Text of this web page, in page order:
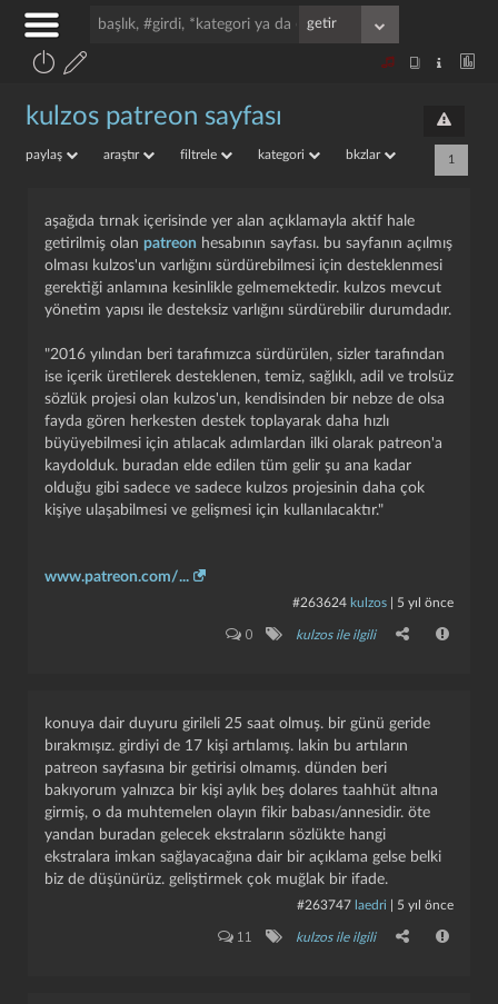
kulzos patreon sayfası
paylaş araştır filtrele kategori bkzlar 1
aşağıda tırnak içerisinde yer alan açıklamayla aktif hale
getirilmiş olan patreon hesabının sayfası. bu sayfanın açılmış
olması kulzos'un varlığını sürdürebilmesi için desteklenmesi
gerektiği anlamına kesinlikle gelmemektedir. kulzos mevcut
yönetim yapısı ile desteksiz varlığını sürdürebilir durumdadır.
"2016 yılından beri tarafımızca sürdürülen, sizler tarafından
ise içerik üretilerek desteklenen, temiz, sağlıklı, adil ve trolsüz
sözlük projesi olan kulzos'un, kendisinden bir nebze de olsa
fayda gören herkesten destek toplayarak daha hızlı
büyüyebilmesi için atılacak adımlardan ilki olarak patreon'a
kaydolduk. buradan elde edilen tüm gelir şu ana kadar
olduğu gibi sadece ve sadece kulzos projesinin daha çok
kişiye ulaşabilmesi ve gelişmesi için kullanılacaktır."
www.patreon.com/...
#263624 kulzos 5 yıl önce
0 kulzos ile ilgili
konuya dair duyuru girileli 25 saat olmuş. bir günü geride
bırakmışız. girdiyi de 17 kişi artılamış. lakin bu artıların
patreon sayfasına bir getirisi olmamış. dünden beri
bakıyorum yalnızca bir kişi aylık beş dolares taahhüt altına
girmiş, o da muhtemelen olayın fikir babası/annesidir. öte
yandan buradan gelecek ekstraların sözlükte hangi
ekstralara imkan sağlayacağına dair bir açıklama gelse belki
biz de düşünürüz. geliştirmek çok muğlak bir ifade.
#263747 laedri 5 yıl önce
11 kulzos ile ilgili